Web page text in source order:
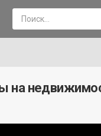
на